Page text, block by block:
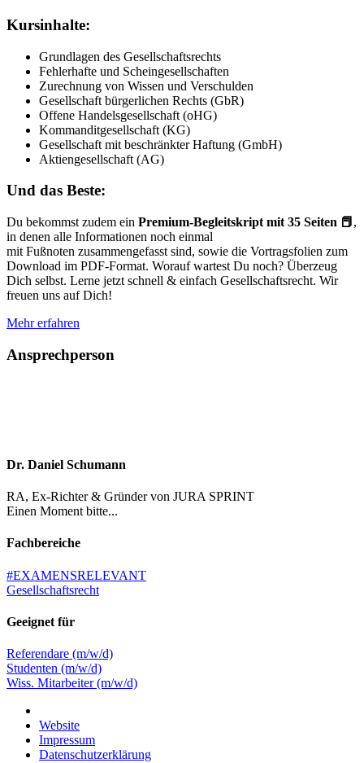
Kursinhalte:
Grundlagen des Gesellschaftsrechts
Fehlerhafte und Scheingesellschaften
Zurechnung von Wissen und Verschulden
Gesellschaft bürgerlichen Rechts (GbR)
Offene Handelsgesellschaft (oHG)
Kommanditgesellschaft (KG)
Gesellschaft mit beschränkter Haftung (GmbH)
Aktiengesellschaft (AG)
Und das Beste:
Du bekommst zudem ein Premium-Begleitskript mit 35 Seiten 📕 ,
in denen alle Informationen noch einmal
mit Fußnoten zusammengefasst sind, sowie die Vortragsfolien zum
Download im PDF-Format. Worauf wartest Du noch? Überzeug
Dich selbst. Lerne jetzt schnell & einfach Gesellschaftsrecht. Wir
freuen uns auf Dich!
Mehr erfahren
Ansprechperson
Dr. Daniel Schumann
RA, Ex-Richter & Gründer von JURA SPRINT
Einen Moment bitte...
Fachbereiche
#EXAMENSRELEVANT
Gesellschaftsrecht
Geeignet für
Referendare (m/w/d)
Studenten (m/w/d)
Wiss. Mitarbeiter (m/w/d)
Website
Impressum
Datenschutzerklärung